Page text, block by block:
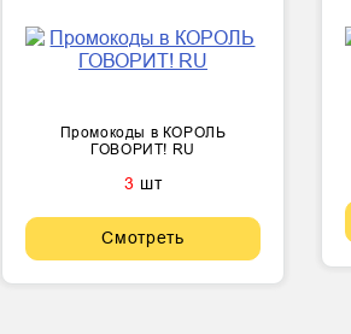
Промокоды в КОРОЛЬ
ГОВОРИТ! RU
3 шт
Смотреть